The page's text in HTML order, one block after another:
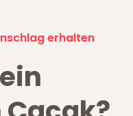
erhalten